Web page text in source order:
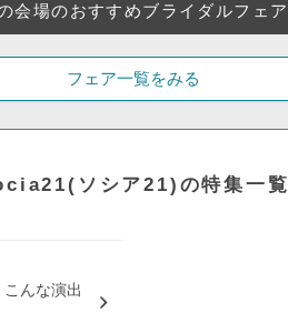
会場のおすすめブライダルフェア
フェア一覧をみる
ソシア21)の特集一覧
んな演出